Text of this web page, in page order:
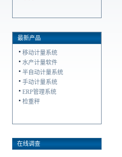
最新产品
移动计量系统
水产计量软件
半自动计量系统
手动计量系统
ERP管理系统
检重秤
在线调查